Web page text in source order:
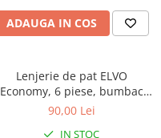
ADAUGA IN COS
Lenjerie de pat ELVO
Economy, 6 piese, bumbac
policoton, bleu, cu flori
90,00 Lei
IN STOC